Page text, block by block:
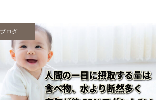
ブログ